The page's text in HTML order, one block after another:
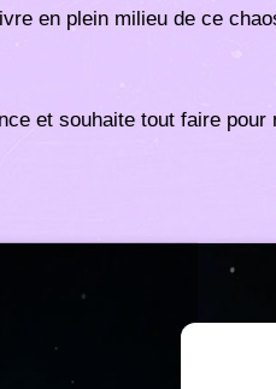
en plein milieu de ce
et souhaite tout faire